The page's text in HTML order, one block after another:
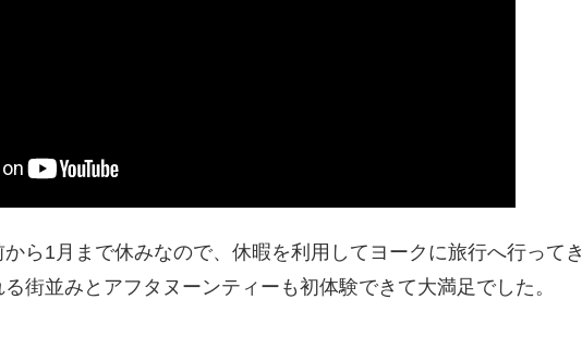
ら1月まで休みなので、休暇を利用してヨークに旅行へ行ってき
街並みとアフタヌーンティーも初体験できて大満足でした。